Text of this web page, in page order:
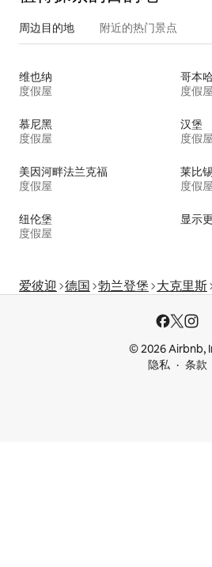
周边目的地 附近的热门景点
维也纳
度假屋
哥本
度假屋
慕尼黑
度假屋
汉堡
度假屋
美因河畔法兰克福
度假屋
莱比
度假屋
纽伦堡
度假屋
显示
爱彼迎 德国 勃兰登堡 大克里斯
© 2026 Airbnb,
隐私
条款